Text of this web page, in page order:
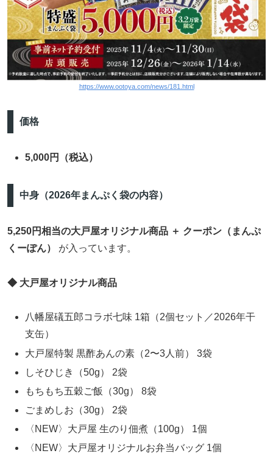
https://www.ootoya.com/news/181.html
価格
5,000円（税込）
中身（2026年まんぷく袋の内容）
5,250円相当の大戸屋オリジナル商品 ＋ クーポン（まんぷ
くーぽん）
が入っています。
◆ 大戸屋オリジナル商品
八幡屋礒五郎コラボ七味 1箱（2個セット／2026年干
支缶）
大戸屋特製 黒酢あんの素（2〜3人前） 3袋
しそひじき（50g） 2袋
もちもち五穀ご飯（30g） 8袋
ごまめしお（30g） 2袋
〈NEW〉大戸屋 生のり佃煮（100g） 1個
〈NEW〉大戸屋オリジナルお弁当バッグ 1個